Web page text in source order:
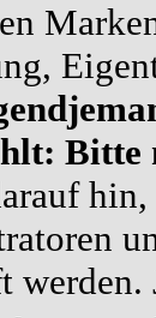
Bitte